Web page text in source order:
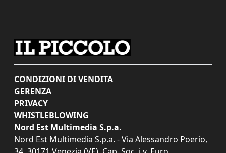
CONDIZIONI DI VENDITA
GERENZA
PRIVACY
WHISTLEBLOWING
Nord Est Multimedia S.p.a.
Nord Est Multimedia S.p.a. - Via Alessandro Poerio,